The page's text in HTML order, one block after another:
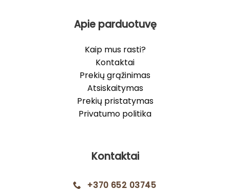
Apie parduotuvę
Kaip mus rasti?
Kontaktai
Prekių grąžinimas
Atsiskaitymas
Prekių pristatymas
Privatumo politika
Kontaktai
+370 652 03745